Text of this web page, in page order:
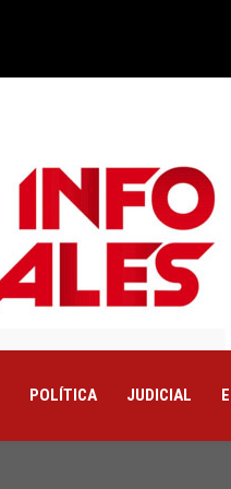
POLÍTICA JUDICIAL